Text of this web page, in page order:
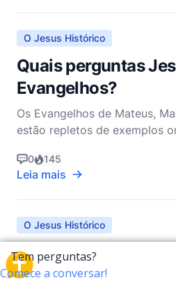
O Jesus Histórico
Quais perguntas
Evangelhos?
Os Evangelhos de Mateus,
estão repletos de exemplos
indagações por informações;
ferramentas profundas
ensinar, provocar reflexão,
revelar verdades mais profund
0 145
Leia mais
O Jesus Histórico
O que a arqueologia
cenário político